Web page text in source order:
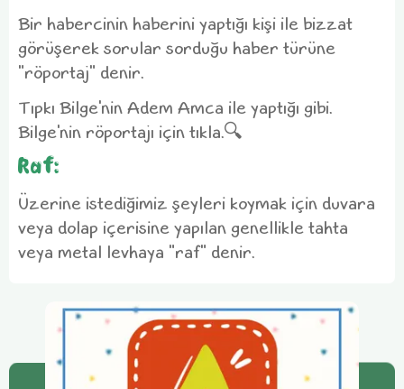
Bir habercinin haberini yaptığı kişi ile bizzat
görüşerek sorular sorduğu haber türüne
"röportaj" denir.
Tıpkı Bilge'nin Adem Amca ile yaptığı gibi.
Bilge'nin röportajı için tıkla.🔍
Raf:
Üzerine istediğimiz şeyleri koymak için duvara
veya dolap içerisine yapılan genellikle tahta
veya metal levhaya "raf" denir.